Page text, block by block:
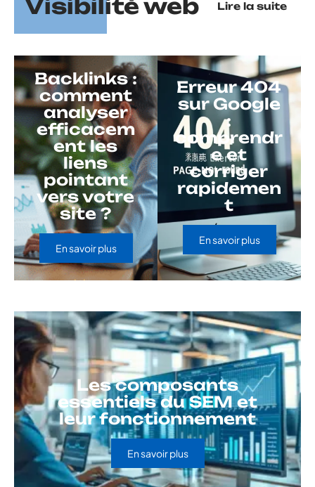
Visibilité web Lire la suite
Backlinks :
comment
analyser
efficacem
ent les
liens
pointant
vers votre
site ?
En savoir plus
Erreur 404
sur Google
:
comprendr
e et
corriger
rapidemen
t
En savoir plus
Les composants
essentiels du SEM et
leur fonctionnement
En savoir plus